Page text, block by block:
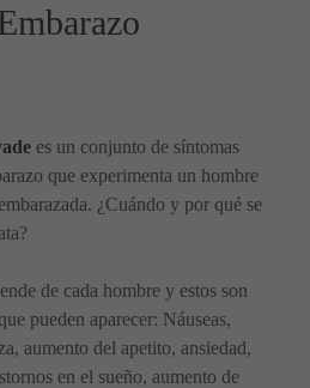
es un conjunto de síntomas
que experimenta un hombre
¿Cuándo y por qué se
de cada hombre y estos son
pueden aparecer: Náuseas,
aumento del apetito, ansiedad,
en el sueño, aumento de